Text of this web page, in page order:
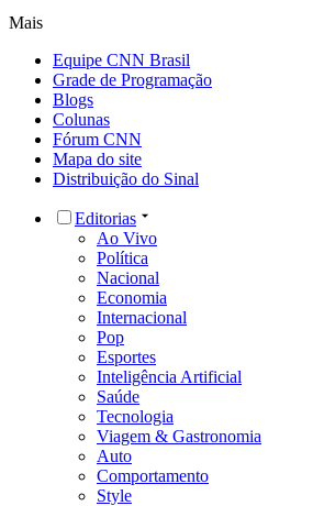
Mais
Equipe CNN Brasil
Grade de Programação
Blogs
Colunas
Fórum CNN
Mapa do site
Distribuição do Sinal
Editorias
Ao Vivo
Política
Nacional
Economia
Internacional
Pop
Esportes
Inteligência Artificial
Saúde
Tecnologia
Viagem & Gastronomia
Auto
Comportamento
Style